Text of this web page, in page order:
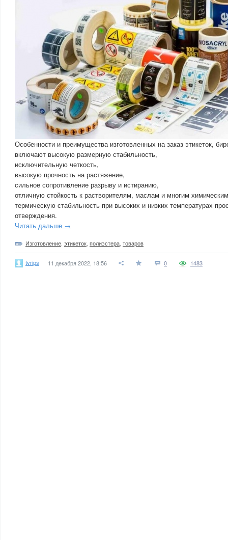
Особенности и преимущества изготовленных на заказ этикеток,
включают высокую размерную стабильность,
исключительную четкость,
высокую прочность на растяжение,
сильное сопротивление разрыву и истиранию,
отличную стойкость к растворителям, маслам и многим
термическую стабильность при высоких и низких температурах
отверждения.
Читать дальше →
Изготовление этикеток полиэстера товаров
tvrips 11 декабря 2022, 18:56 0 1483